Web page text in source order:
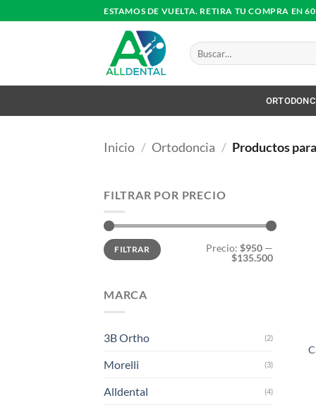
al
ESTAMOS DE VUELTA. RETIRA TU COMPRA EN
Buscar
por:
Inicio / Ortodoncia / Productos
FILTRAR POR PRECIO
Precio
mínimo
Precio
máximo
FILTRAR Precio: $950 —
$135.500
MARCA
3B Ortho (2)
Morelli (3)
Alldental (4)